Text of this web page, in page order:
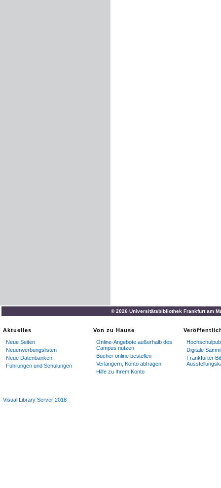
© 2026 Universitätsbibliothek Frankfurt am
Aktuelles
Neue Seiten
Neuerwerbungslisten
Neue Datenbanken
Führungen und Schulungen
Von zu Hause
Online-Angebote außerhalb des
Campus nutzen
Bücher online bestellen
Verlängern, Konto abfragen
Hilfe zu Ihrem Konto
Digitale
Frankfurter
Visual Library Server 2018